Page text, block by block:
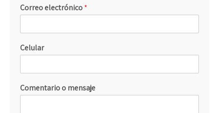
Correo electrónico*
Celular
Comentario o mensaje